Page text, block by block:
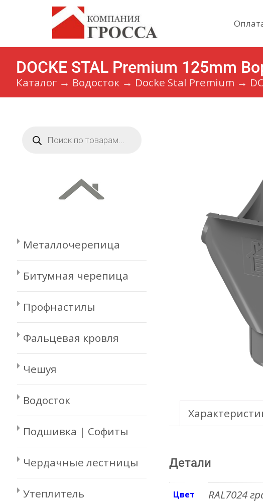
content
DOCKE STAL Premium 125mm
Каталог → Водосток → Docke Stal Premium →
Детали
Цвет RAL7024
товаров
Металлочерепица
Битумная черепица
Профнастилы
Фальцевая кровля
Чешуя
Водосток
Подшивка | Софиты
Чердачные лестницы
Утеплитель